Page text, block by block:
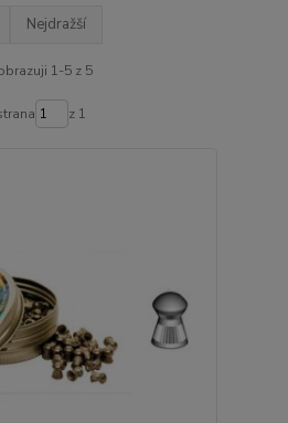
Nejdražší
1-5 z 5
z 1